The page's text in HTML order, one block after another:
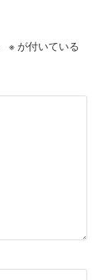
※ が付いている